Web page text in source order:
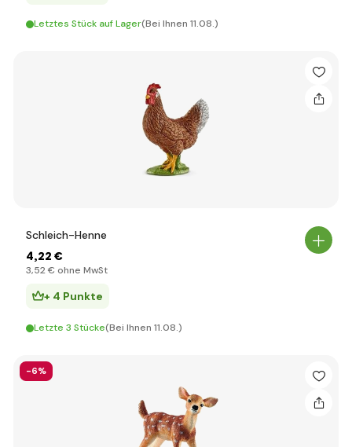
Letztes Stück auf Lager(Bei Ihnen 11.08.)
Schleich-Henne
4,22 €
3,52 € ohne MwSt
+ 4 Punkte
Letzte 3 Stücke(Bei Ihnen 11.08.)
-6%